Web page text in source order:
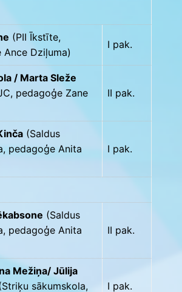
(PII Īkstīte,
Ance Dziļuma)
I pak.
/ Marta Sleže
pedagoģe Zane
II pak.
(Saldus
pedagoģe Anita
I pak.
(Saldus
pedagoģe Anita
II pak.
Mežiņa/ Jūlija
sākumskola, I pak.